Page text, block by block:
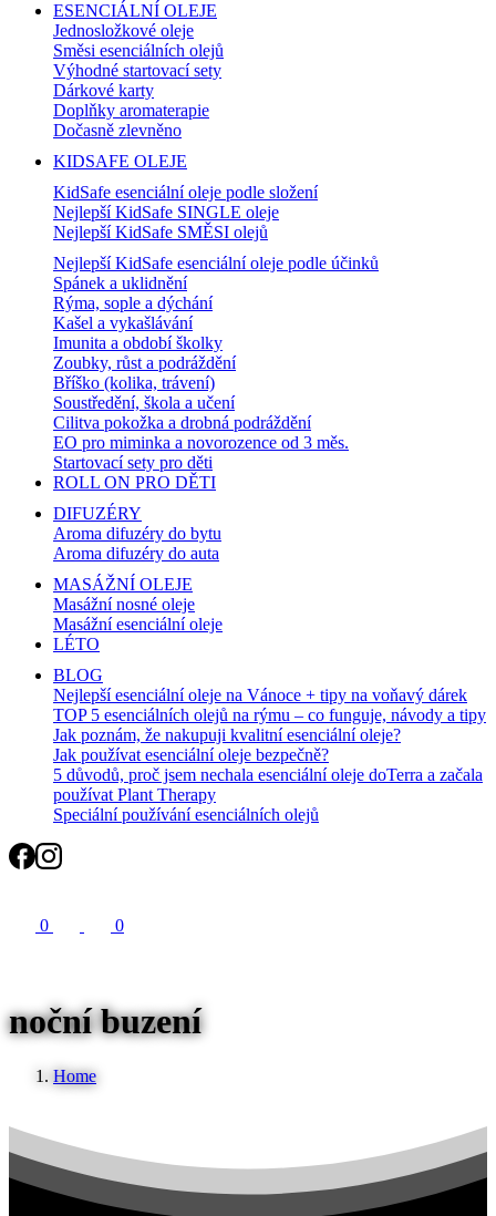
ESENCIÁLNÍ OLEJE
Jednosložkové oleje
Směsi esenciálních olejů
Výhodné startovací sety
Dárkové karty
Doplňky aromaterapie
Dočasně zlevněno
KIDSAFE OLEJE
KidSafe esenciální oleje podle složení
Nejlepší KidSafe SINGLE oleje
Nejlepší KidSafe SMĚSI olejů
Nejlepší KidSafe esenciální oleje podle účinků
Spánek a uklidnění
Rýma, sople a dýchání
Kašel a vykašlávání
Imunita a období školky
Zoubky, růst a podráždění
Bříško (kolika, trávení)
Soustředění, škola a učení
Cilitva pokožka a drobná podráždění
EO pro miminka a novorozence od 3 měs.
Startovací sety pro děti
ROLL ON PRO DĚTI
DIFUZÉRY
Aroma difuzéry do bytu
Aroma difuzéry do auta
MASÁŽNÍ OLEJE
Masážní nosné oleje
Masážní esenciální oleje
LÉTO
BLOG
Nejlepší esenciální oleje na Vánoce + tipy na voňavý dárek
TOP 5 esenciálních olejů na rýmu – co funguje, návody a tipy
Jak poznám, že nakupuji kvalitní esenciální oleje?
Jak používat esenciální oleje bezpečně?
5 důvodů, proč jsem nechala esenciální oleje doTerra a začala
používat Plant Therapy
Speciální používání esenciálních olejů
0 0
noční buzení
Home